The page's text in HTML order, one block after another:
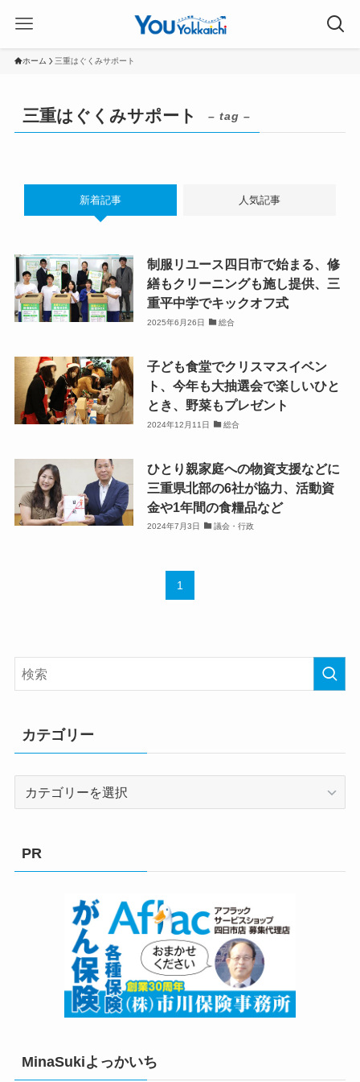
ホーム 三重はぐくみサポート
三重はぐくみサポート – tag –
新着記事 人気記事
制服リユース四日市で始まる、修
繕もクリーニングも施し提供、三
重平中学でキックオフ式
2025年6月26日 総合
子ども食堂でクリスマスイベン
ト、今年も大抽選会で楽しいひと
とき、野菜もプレゼント
2024年12月11日 総合
ひとり親家庭への物資支援などに
三重県北部の6社が協力、活動資
金や1年間の食糧品など
2024年7月3日 議会・行政
1
カテゴリー
PR
MinaSukiよっかいち